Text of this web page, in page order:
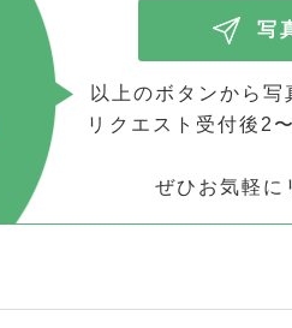
写
以上のボタンから写
リクエスト受付後2
ぜひお気軽に